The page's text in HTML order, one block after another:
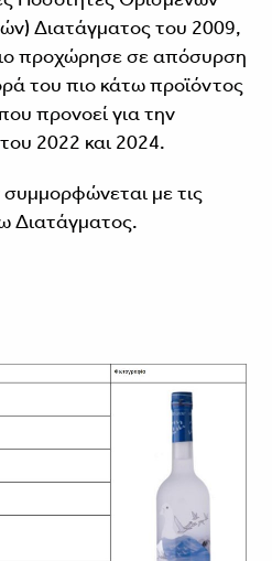
Διατάγματος του 2009,
προχώρησε σε απόσυρση
του πιο κάτω προϊόντος
προνοεί για την
2022 και 2024.
με τις
Διατάγματος.